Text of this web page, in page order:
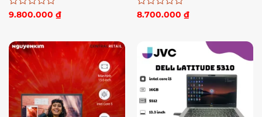
Được
0
5
sao
9.800.000 ₫
Được
sao
8.700.000 ₫